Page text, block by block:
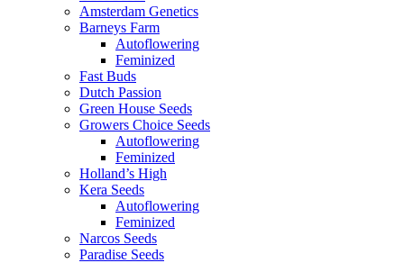
Amsterdam Genetics
Barneys Farm
Autoflowering
Feminized
Fast Buds
Dutch Passion
Green House Seeds
Growers Choice Seeds
Autoflowering
Feminized
Holland’s High
Kera Seeds
Autoflowering
Feminized
Narcos Seeds
Paradise Seeds